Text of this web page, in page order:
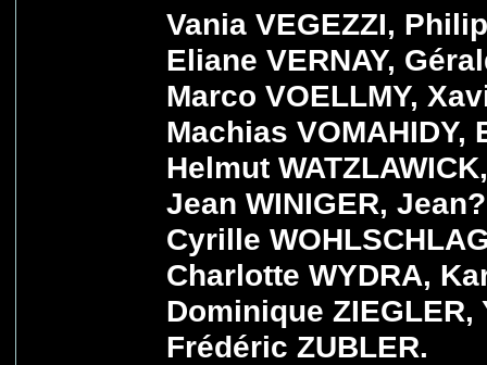
Vania VEGEZZI,
Eliane VERNAY,
Marco VOELLMY,
Machias VOMAHIDY,
Helmut
Jean WINIGER,
Cyrille
Charlotte WYDRA,
Dominique ZIEGLER,
Frédéric ZUBLER.